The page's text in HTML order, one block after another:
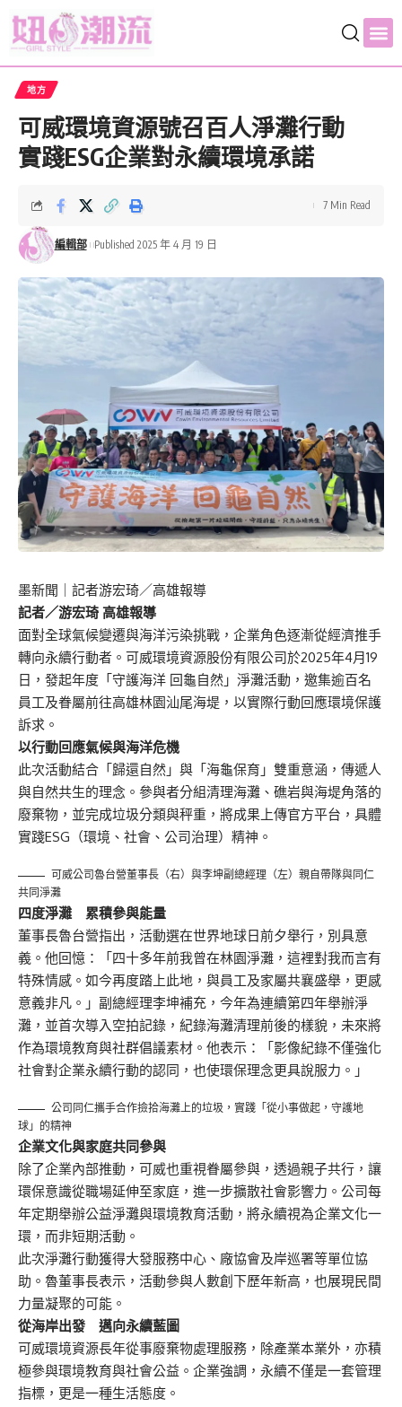
地方
可威環境資源號召百人淨灘行動
實踐ESG企業對永續環境承諾
編輯部 Published 2025 年 4 月 19 日
7 Min Read
墨新聞
｜記者游宏琦／高雄報導
記者／游宏琦 高雄報導
面對全球氣候變遷與海洋污染挑戰，企業角色逐漸從經濟推手
轉向永續行動者。可威環境資源股份有限公司於2025年4月19
日，發起年度「守護海洋 回龜自然」淨灘活動，邀集逾百名
員工及眷屬前往高雄林園汕尾海堤，以實際行動回應環境保護
訴求。
以行動回應氣候與海洋危機
此次活動結合「歸還自然」與「海龜保育」雙重意涵，傳遞人
與自然共生的理念。參與者分組清理海灘、礁岩與海堤角落的
廢棄物，並完成垃圾分類與秤重，將成果上傳官方平台，具體
實踐ESG（環境、社會、公司治理）精神。
可威公司魯台營董事長（右）與李坤副總經理（左）親自帶隊與同仁
共同淨灘
四度淨灘 累積參與能量
董事長魯台營指出，活動選在世界地球日前夕舉行，別具意
義。他回憶：「四十多年前我曾在林園淨灘，這裡對我而言有
特殊情感。如今再度踏上此地，與員工及家屬共襄盛舉，更感
意義非凡。」副總經理李坤補充，今年為連續第四年舉辦淨
灘，並首次導入空拍記錄，紀錄海灘清理前後的樣貌，未來將
作為環境教育與社群倡議素材。他表示：「影像紀錄不僅強化
社會對企業永續行動的認同，也使環保理念更具說服力。」
公司同仁攜手合作撿拾海灘上的垃圾，實踐「從小事做起，守護地
球」的精神
企業文化與家庭共同參與
除了企業內部推動，可威也重視眷屬參與，透過親子共行，讓
環保意識從職場延伸至家庭，進一步擴散社會影響力。公司每
年定期舉辦公益淨灘與環境教育活動，將永續視為企業文化一
環，而非短期活動。
此次淨灘行動獲得大發服務中心、廠協會及岸巡署等單位協
助。魯董事長表示，活動參與人數創下歷年新高，也展現民間
力量凝聚的可能。
從海岸出發 邁向永續藍圖
可威環境資源長年從事廢棄物處理服務，除產業本業外，亦積
極參與環境教育與社會公益。企業強調，永續不僅是一套管理
指標，更是一種生活態度。